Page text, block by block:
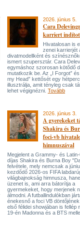
2026. június 5.
Cara
karriert
Hivatalosan is
zenei karrierjét
divatmodellként és
ismert szupersztár. Cara
egymáshoz szorosan kötődő
mutatkozik be. Az „I Forgot”
my Head” kettősét egy
illusztrálja, amit tényleg csak
lehet végignézni. Tovább
2026. június 3.
A gyerekeket
Shakira és
foci-vb
himnuszával
Megjelent a Grammy- és
díjas Shakira és Burna Boy
felvétele, mely nemcsak a
kezdődő 2026-os FIFA
világbajnokság himnusza,
üzenet is, ami arra bátorítja a
gyermekeket, hogy merjenek
álmodni. A futballindulókban
énekesnő a foci VB
első félidei showjában is fellép
19-én Madonna és a BTS